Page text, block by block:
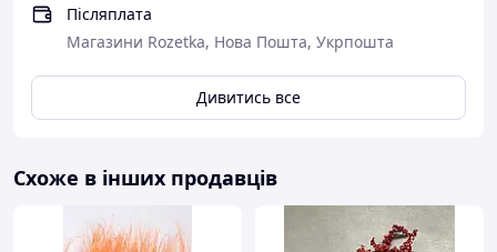
Післяплата
Магазини Rozetka, Нова Пошта, Укрпошта
Дивитись все
Схоже в інших продавців